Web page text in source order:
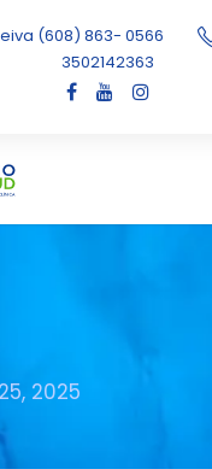
(608) 863- 0566
3502142363
2025